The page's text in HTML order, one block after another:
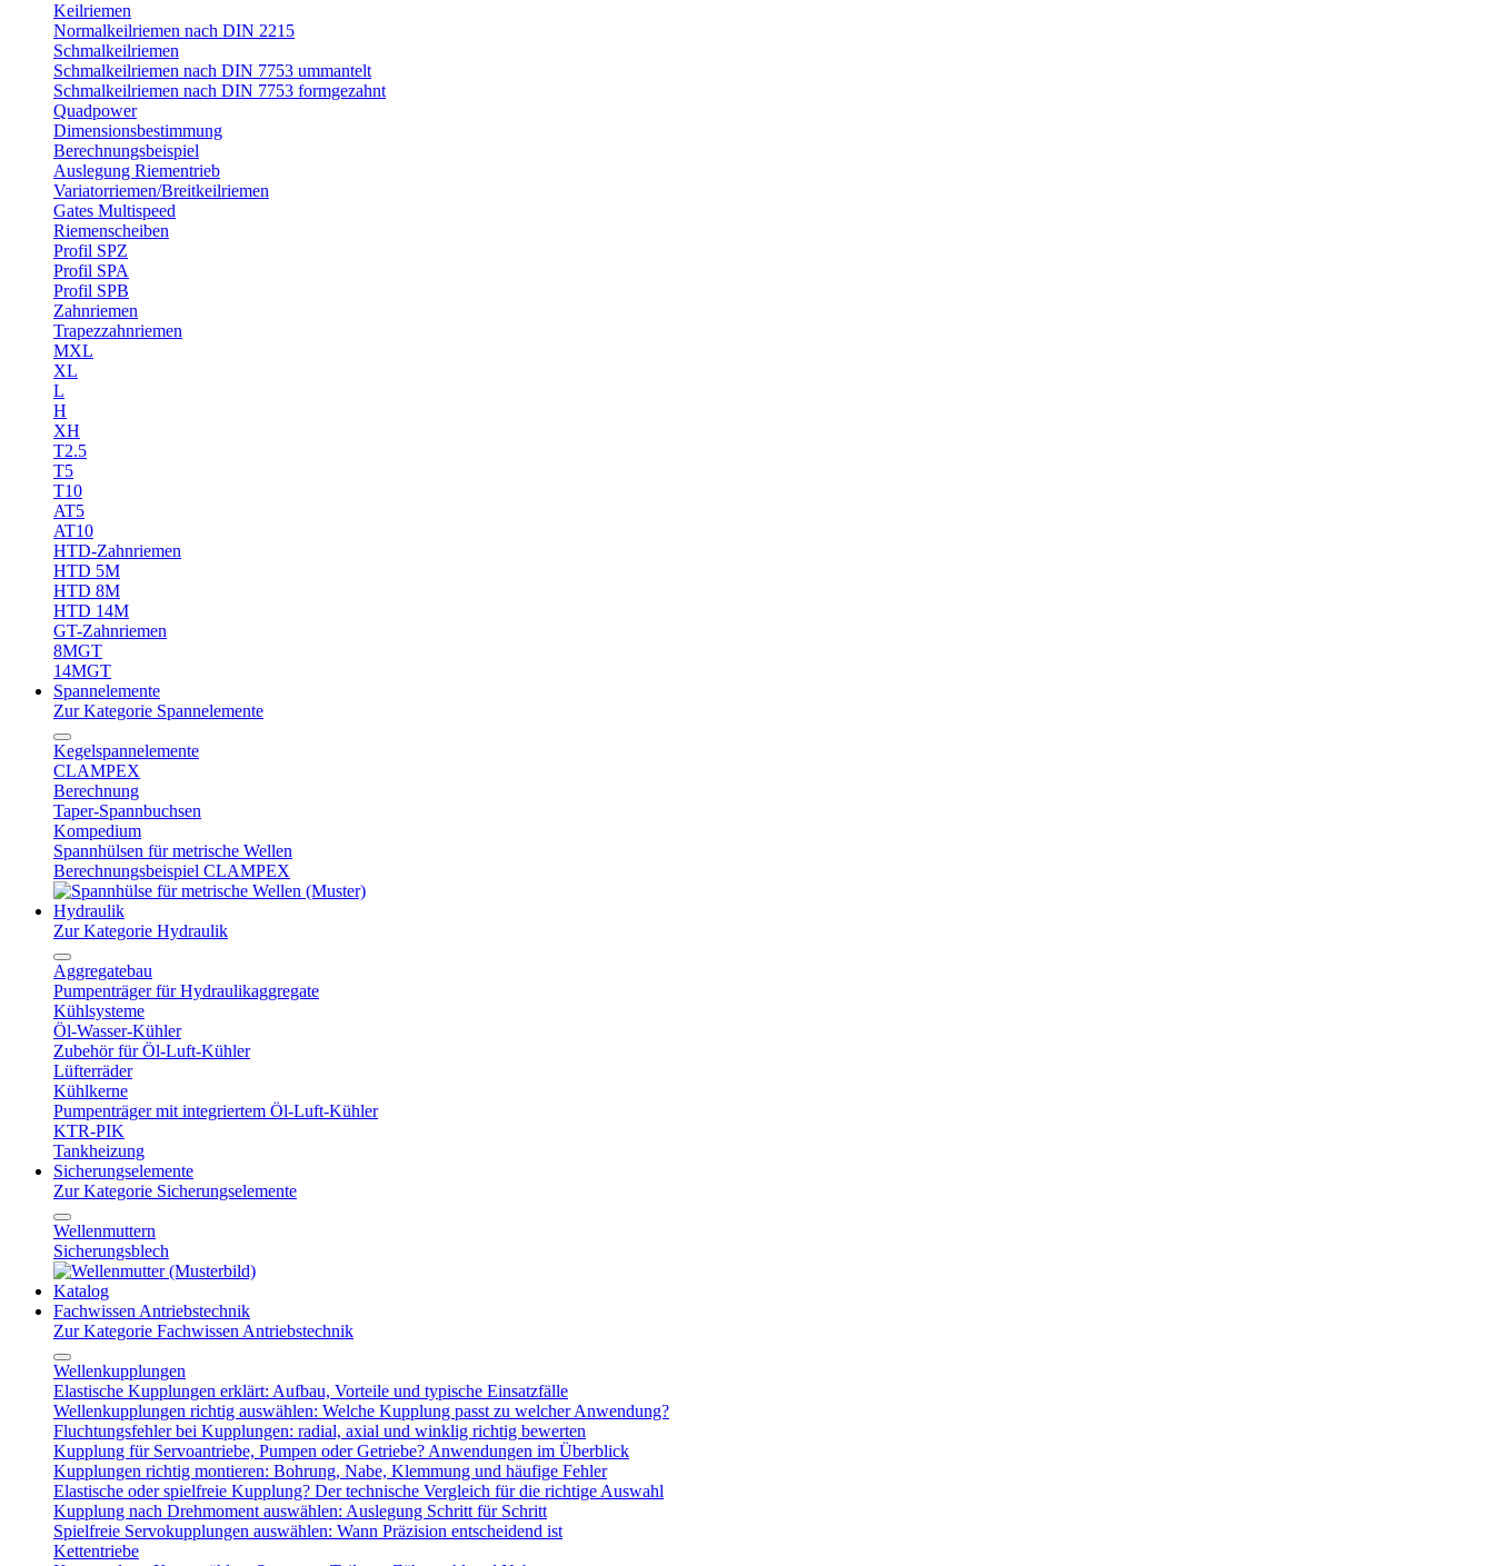
Keilriemen
Normalkeilriemen nach DIN 2215
Schmalkeilriemen
Schmalkeilriemen nach DIN 7753 ummantelt
Schmalkeilriemen nach DIN 7753 formgezahnt
Quadpower
Dimensionsbestimmung
Berechnungsbeispiel
Auslegung Riementrieb
Variatorriemen/Breitkeilriemen
Gates Multispeed
Riemenscheiben
Profil SPZ
Profil SPA
Profil SPB
Zahnriemen
Trapezzahnriemen
MXL
XL
L
H
XH
T2.5
T5
T10
AT5
AT10
HTD-Zahnriemen
HTD 5M
HTD 8M
HTD 14M
GT-Zahnriemen
8MGT
14MGT
Spannelemente
Zur Kategorie Spannelemente
Kegelspannelemente
CLAMPEX
Berechnung
Taper-Spannbuchsen
Kompedium
Spannhülsen für metrische Wellen
Berechnungsbeispiel CLAMPEX
Hydraulik
Zur Kategorie Hydraulik
Aggregatebau
Pumpenträger für Hydraulikaggregate
Kühlsysteme
Öl-Wasser-Kühler
Zubehör für Öl-Luft-Kühler
Lüfterräder
Kühlkerne
Pumpenträger mit integriertem Öl-Luft-Kühler
KTR-PIK
Tankheizung
Sicherungselemente
Zur Kategorie Sicherungselemente
Wellenmuttern
Sicherungsblech
Katalog
Fachwissen Antriebstechnik
Zur Kategorie Fachwissen Antriebstechnik
Wellenkupplungen
Elastische Kupplungen erklärt: Aufbau, Vorteile und typische Einsatzfälle
Wellenkupplungen richtig auswählen: Welche Kupplung passt zu welcher Anwendung?
Fluchtungsfehler bei Kupplungen: radial, axial und winklig richtig bewerten
Kupplung für Servoantriebe, Pumpen oder Getriebe? Anwendungen im Überblick
Kupplungen richtig montieren: Bohrung, Nabe, Klemmung und häufige Fehler
Elastische oder spielfreie Kupplung? Der technische Vergleich für die richtige Auswahl
Kupplung nach Drehmoment auswählen: Auslegung Schritt für Schritt
Spielfreie Servokupplungen auswählen: Wann Präzision entscheidend ist
Kettentriebe